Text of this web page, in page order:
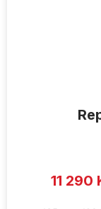
11 290